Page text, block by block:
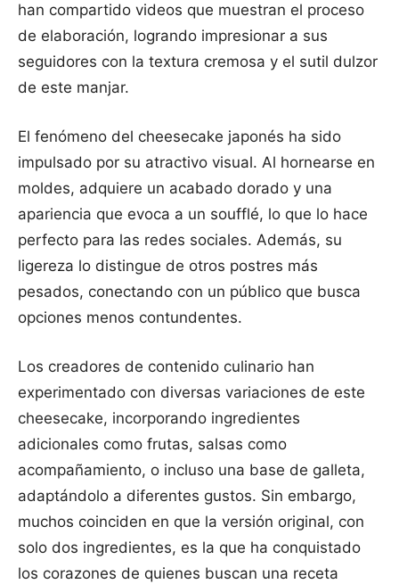
han compartido videos que muestran el proceso
de elaboración, logrando impresionar a sus
seguidores con la textura cremosa y el sutil dulzor
de este manjar.
El fenómeno del cheesecake japonés ha sido
impulsado por su atractivo visual. Al hornearse en
moldes, adquiere un acabado dorado y una
apariencia que evoca a un soufflé, lo que lo hace
perfecto para las redes sociales. Además, su
ligereza lo distingue de otros postres más
pesados, conectando con un público que busca
opciones menos contundentes.
Los creadores de contenido culinario han
experimentado con diversas variaciones de este
cheesecake, incorporando ingredientes
adicionales como frutas, salsas como
acompañamiento, o incluso una base de galleta,
adaptándolo a diferentes gustos. Sin embargo,
muchos coinciden en que la versión original, con
solo dos ingredientes, es la que ha conquistado
los corazones de quienes buscan una receta